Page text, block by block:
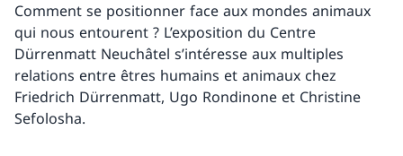
Comment se positionner face aux mondes animaux
qui nous entourent ? L’exposition du Centre
Dürrenmatt Neuchâtel s’intéresse aux multiples
relations entre êtres humains et animaux chez
Friedrich Dürrenmatt, Ugo Rondinone et Christine
Sefolosha.